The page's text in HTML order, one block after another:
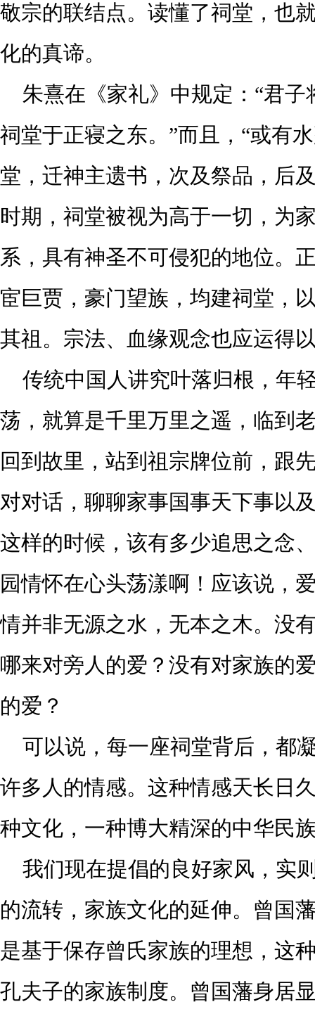
敬宗的联结点。读懂了祠堂，也
化的真谛。
朱熹在《家礼》中规定： “君子
祠堂于正寝之东。”而且，“或有
堂，迁神主遗书，次及祭品，后
时期，祠堂被视为高于一切，为
系，具有神圣不可侵犯的地位。
宦巨贾，豪门望族，均建祠堂，
其祖。宗法、血缘观念也应运得
传统中国人讲究叶落归根，年
荡，就算是千里万里之遥，临到
回到故里，站到祖宗牌位前，跟
对对话，聊聊家事国事天下事以
这样的时候，该有多少追思之念
园情怀在心头荡漾啊！应该说，
情并非无源之水，无本之木。没
哪来对旁人的爱？没有对家族的
的爱？
可以说，每一座祠堂背后，都
许多人的情感。这种情感天长日
种文化，一种博大精深的中华民
我们现在提倡的良好家风，实
的流转，家族文化的延伸。曾国
是基于保存曾氏家族的理想，这
孔夫子的家族制度。曾国藩身居